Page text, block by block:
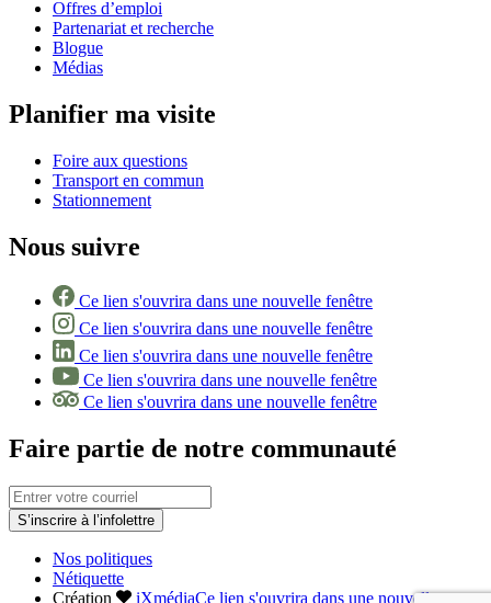
Offres d’emploi
Partenariat et recherche
Blogue
Médias
Planifier ma visite
Foire aux questions
Transport en commun
Stationnement
Nous suivre
Ce lien s'ouvrira dans une nouvelle fenêtre
Ce lien s'ouvrira dans une nouvelle fenêtre
Ce lien s'ouvrira dans une nouvelle fenêtre
Ce lien s'ouvrira dans une nouvelle fenêtre
Ce lien s'ouvrira dans une nouvelle fenêtre
Faire partie de notre communauté
S’inscrire à l’infolettre
Nos politiques
Nétiquette
Création
iXmédiaCe lien s'ouvrira dans une nouvelle